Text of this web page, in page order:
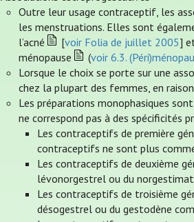
Outre leur usage contraceptif, les
les menstruations. Elles sont
l’acné
[voir Folia de juillet 2005]
ménopause
(voir 6.3.
Lorsque le choix se porte sur une
chez la plupart des femmes, en
Les préparations monophasiques
ne correspond pas à des spécificités
Les contraceptifs de première
contraceptifs ne sont plus
Les contraceptifs de deuxième
lévonorgestrel ou du
Les contraceptifs de troisième
désogestrel ou du gestodène